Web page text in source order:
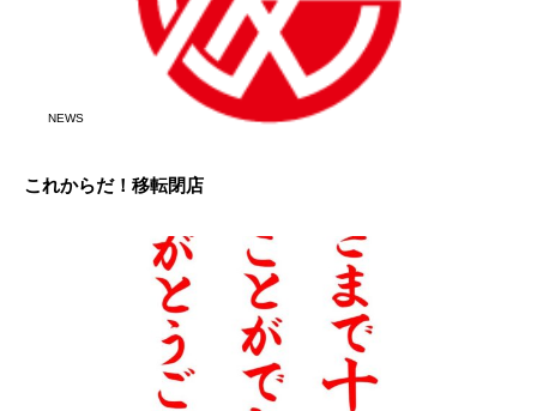
NEWS
これからだ！移転閉店